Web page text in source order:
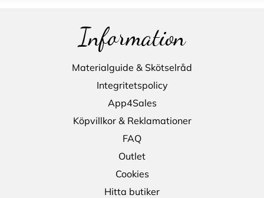
Information
Materialguide & Skötselråd
Integritetspolicy
App4Sales
Köpvillkor & Reklamationer
FAQ
Outlet
Cookies
Hitta butiker